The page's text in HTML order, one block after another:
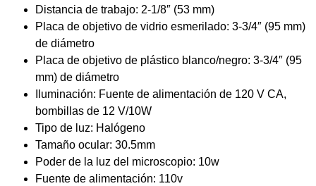
Distancia de trabajo: 2-1/8″ (53 mm)
Placa de objetivo de vidrio esmerilado: 3-3/4″ (95 mm)
de diámetro
Placa de objetivo de plástico blanco/negro: 3-3/4″ (95
mm) de diámetro
Iluminación: Fuente de alimentación de 120 V CA,
bombillas de 12 V/10W
Tipo de luz: Halógeno
Tamaño ocular: 30.5mm
Poder de la luz del microscopio: 10w
Fuente de alimentación: 110v